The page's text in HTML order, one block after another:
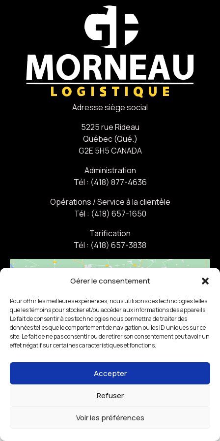
Gérer le consentement
Pour offrir les meilleures expériences, nous utilisons des technologies telles
que les témoins pour stocker et/ou accéder aux informations des appareils.
Le fait de consentir à ces technologies nous permettra de traiter des
données telles que le comportement de navigation ou les ID uniques sur ce
site. Le fait de ne pas consentir ou de retirer son consentement peut avoir un
effet négatif sur certaines caractéristiques et fonctions.
Accepter
Refuser
Voir les préférences
Adresse siège social
5225 rue Rideau
Québec (Qué.)
G2E 5H5 CANADA
Administration
Tél : (418) 877-4636
Opérations / Service à la clientèle
Tél : (418) 657-1650
Tarification
Tél : (418) 657-3838
Click to accept marketing cookies and
enable this content